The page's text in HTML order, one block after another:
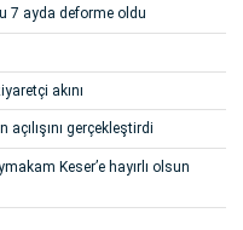
7 ayda deforme oldu
akını
gerçekleştirdi
Keser’e hayırlı olsun